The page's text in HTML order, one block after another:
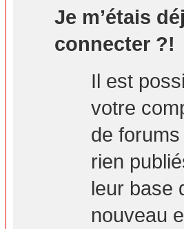
Je m’étais
connecter ?!
Il est
votre
de
rien
leur base
nouveau